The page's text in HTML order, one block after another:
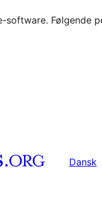
software. Følgende
Dansk